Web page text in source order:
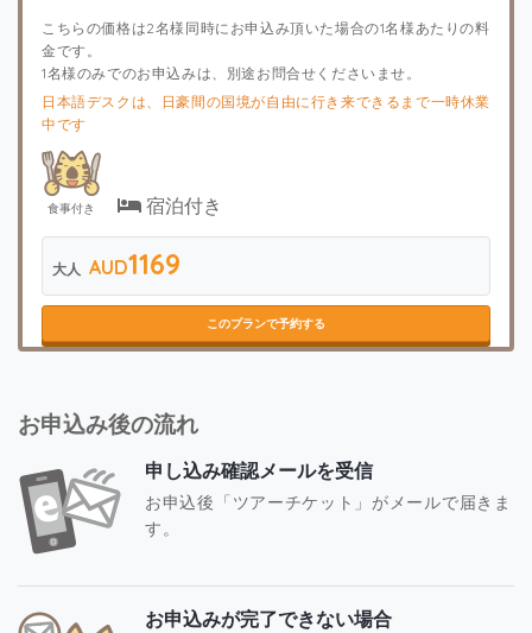
こちらの価格は2名様同時にお申込み頂いた場合の1名様あたりの料
金です。
1名様のみでのお申込みは、別途お問合せくださいませ。
日本語デスクは、日豪間の国境が自由に行き来できるまで一時休業
中です
食事付き 宿泊付き
大人 AUD1169
このプランで予約する
お申込み後の流れ
申し込み確認メールを受信
お申込後「ツアーチケット」がメールで届きま
す。
お申込みが完了できない場合